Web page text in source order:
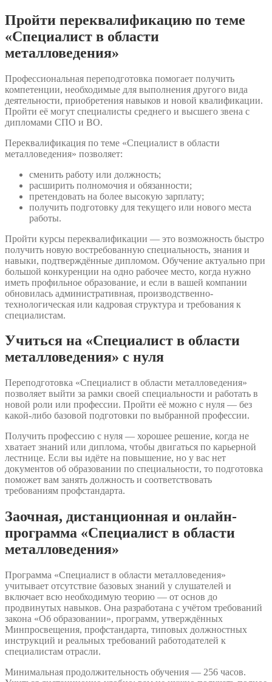
Пройти переквалификацию по теме
«Специалист в области
металловедения»
Профессиональная переподготовка помогает получить
компетенции, необходимые для выполнения другого вида
деятельности, приобретения навыков и новой квалификации.
Пройти её могут специалисты среднего и высшего звена с
дипломами СПО и ВО.
Переквалификация по теме «Специалист в области
металловедения» позволяет:
сменить работу или должность;
расширить полномочия и обязанности;
претендовать на более высокую зарплату;
получить подготовку для текущего или нового места
работы.
Пройти курсы переквалификации — это возможность быстро
получить новую востребованную специальность, знания и
навыки, подтверждённые дипломом. Обучение актуально при
большой конкуренции на одно рабочее место, когда нужно
иметь профильное образование, и если в вашей компании
обновилась административная, производственно-
технологическая или кадровая структура и требования к
специалистам.
Учиться на «Специалист в области
металловедения» с нуля
Переподготовка «Специалист в области металловедения»
позволяет выйти за рамки своей специальности и работать в
новой роли или профессии. Пройти её можно с нуля — без
какой-либо базовой подготовки по выбранной профессии.
Получить профессию с нуля — хорошее решение, когда не
хватает знаний или диплома, чтобы двигаться по карьерной
лестнице. Если вы идёте на повышение, но у вас нет
документов об образовании по специальности, то подготовка
поможет вам занять должность и соответствовать
требованиям профстандарта.
Заочная, дистанционная и онлайн-
программа «Специалист в области
металловедения»
Программа «Специалист в области металловедения»
учитывает отсутствие базовых знаний у слушателей и
включает всю необходимую теорию — от основ до
продвинутых навыков. Она разработана с учётом требований
закона «Об образовании», программ, утверждённых
Минпросвещения, профстандарта, типовых должностных
инструкций и реальных требований работодателей к
специалистам отрасли.
Минимальная продолжительность обучения — 256 часов.